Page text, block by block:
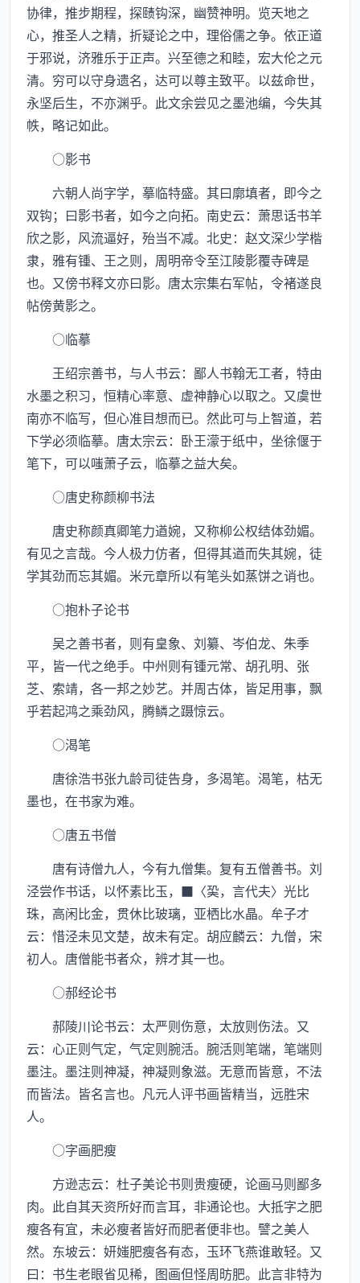
协律，推步期程，探赜钩深，幽赞神明。览天地之
心，推圣人之精，折疑论之中，理俗儒之争。依正道
于邪说，济雅乐于正声。兴至德之和睦，宏大伦之元
清。穷可以守身遗名，达可以尊主致平。以兹命世，
永坚后生，不亦渊乎。此文余尝见之墨池编，今失其
帙，略记如此。
○影书
六朝人尚字学，摹临特盛。其曰廓填者，即今之
双钩；曰影书者，如今之向拓。南史云：萧思话书羊
欣之影，风流逼好，殆当不减。北史：赵文深少学楷
隶，雅有锺、王之则，周明帝令至江陵影覆寺碑是
也。又傍书释文亦曰影。唐太宗集右军帖，令褚遂良
帖傍黄影之。
○临摹
王绍宗善书，与人书云：鄙人书翰无工者，特由
水墨之积习，恒精心率意、虚神静心以取之。又虞世
南亦不临写，但心准目想而已。然此可与上智道，若
下学必须临摹。唐太宗云：卧王濛于纸中，坐徐偃于
笔下，可以嗤萧子云，临摹之益大矣。
○唐史称颜柳书法
唐史称颜真卿笔力遒婉，又称柳公权结体劲媚。
有见之言哉。今人极力仿者，但得其遒而失其婉，徒
学其劲而忘其媚。米元章所以有笔头如蒸饼之诮也。
○抱朴子论书
吴之善书者，则有皇象、刘纂、岑伯龙、朱季
平，皆一代之绝手。中州则有锺元常、胡孔明、张
芝、索靖，各一邦之妙艺。并周古体，皆足用事，飘
乎若起鸿之乘劲风，腾鳞之蹑惊云。
○渴笔
唐徐浩书张九龄司徒告身，多渴笔。渴笔，枯无
墨也，在书家为难。
○唐五书僧
唐有诗僧九人，今有九僧集。复有五僧善书。刘
泾尝作书话，以怀素比玉，■〈巬，言代夫〉光比
珠，高闲比金，贯休比玻璃，亚栖比水晶。牟子才
云：惜泾未见文楚，故未有定。胡应麟云：九僧，宋
初人。唐僧能书者众，辨才其一也。
○郝经论书
郝陵川论书云：太严则伤意，太放则伤法。又
云：心正则气定，气定则腕活。腕活则笔端，笔端则
墨注。墨注则神凝，神凝则象滋。无意而皆意，不法
而皆法。皆名言也。凡元人评书画皆精当，远胜宋
人。
○字画肥瘦
方逊志云：杜子美论书则贵瘦硬，论画马则鄙多
肉。此自其天资所好而言耳，非通论也。大抵字之肥
瘦各有宜，未必瘦者皆好而肥者便非也。譬之美人
然。东坡云：妍媸肥瘦各有态，玉环飞燕谁敢轻。又
曰：书生老眼省见稀，图画但怪周昉肥。此言非特为